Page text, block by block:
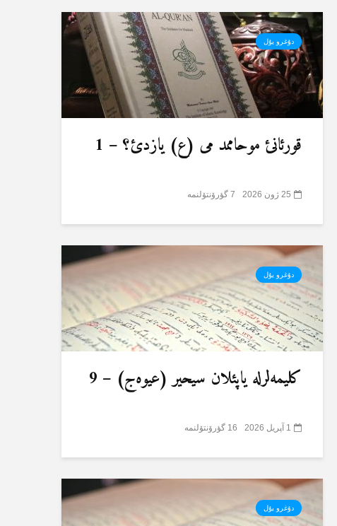
دۇغرو یۇل
قورئانئ موحاممد می (ع) یازدئ؟ – 1
25 ژون 2026 7 گؤرۆنتۆلنمە
دۇغرو یۇل
کلیمەلرلە یاپئلان سیحیر (عیوەج) – 9
1 آپریل 2026 16 گؤرۆنتۆلنمە
دۇغرو یۇل